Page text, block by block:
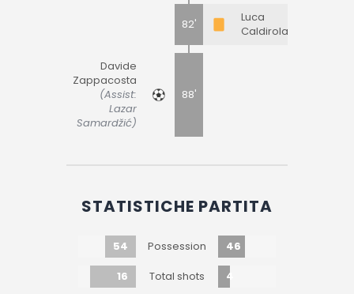
82'
Luca
Caldirola
Davide
Zappacosta
(Assist:
Lazar
Samardžić)
88'
STATISTICHE PARTITA
54 Possession
46
16
Total shots 4